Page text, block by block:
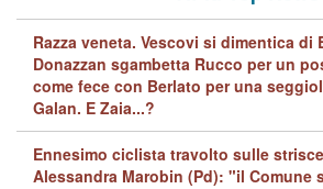
Razza veneta. Vescovi si dimentica di
Donazzan sgambetta Rucco per un
come fece con Berlato per una
Galan. E Zaia...?
Ennesimo ciclista travolto sulle
Alessandra Marobin (Pd): "il Comune